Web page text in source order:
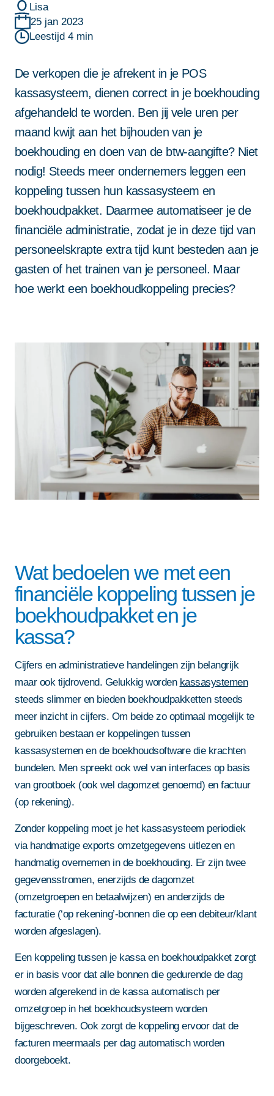
servicevoorwaarden
toepassing.
Projectbegeleiding van A tot Z
Niet alleen systemen, maar ook begeleiding. Van start tot
Betrouwbaar en altijd dichtbij
op ons bouwen. Vandaag, morgen en in de toekomst.
Door dit formulier in te dienen ga je
akkoord met onze
privacy statement
Deze site wordt beschermd door
reCAPTCHA; het
privacybeleid
en de
servicevoorwaarden
van Google zijn van
toepassing.
servicevoorwaarden
toepassing.
Deze site wordt beschermd door
reCAPTCHA; het
toepassing.
servicevoorwaarden
toepassing.
servicevoorwaarden
toepassing.
Lisa
25 jan 2023
Leestijd 4 min
De verkopen die je afrekent in je POS
kassasysteem, dienen correct in je boekhouding
afgehandeld te worden. Ben jij vele uren per
maand kwijt aan het bijhouden van je
boekhouding en doen van de btw-aangifte? Niet
nodig! Steeds meer ondernemers leggen een
koppeling tussen hun kassasysteem en
boekhoudpakket. Daarmee automatiseer je de
financiële administratie, zodat je in deze tijd van
personeelskrapte extra tijd kunt besteden aan je
gasten of het trainen van je personeel. Maar
hoe werkt een boekhoudkoppeling precies?
Wat bedoelen we met een
financiële koppeling tussen je
boekhoudpakket en je
kassa?
Cijfers en administratieve handelingen zijn belangrijk
maar ook tijdrovend. Gelukkig worden kassasystemen
steeds slimmer en bieden boekhoudpakketten steeds
meer inzicht in cijfers. Om beide zo optimaal mogelijk te
gebruiken bestaan er koppelingen tussen
kassasystemen en de boekhoudsoftware die krachten
bundelen. Men spreekt ook wel van interfaces op basis
van grootboek (ook wel dagomzet genoemd) en factuur
(op rekening).
Zonder koppeling moet je het kassasysteem periodiek
via handmatige exports omzetgegevens uitlezen en
handmatig overnemen in de boekhouding. Er zijn twee
gegevensstromen, enerzijds de dagomzet
(omzetgroepen en betaalwijzen) en anderzijds de
facturatie (‘op rekening’-bonnen die op een debiteur/klant
worden afgeslagen).
Een koppeling tussen je kassa en boekhoudpakket zorgt
er in basis voor dat alle bonnen die gedurende de dag
worden afgerekend in de kassa automatisch per
omzetgroep in het boekhoudsysteem worden
bijgeschreven. Ook zorgt de koppeling ervoor dat de
facturen meermaals per dag automatisch worden
doorgeboekt.